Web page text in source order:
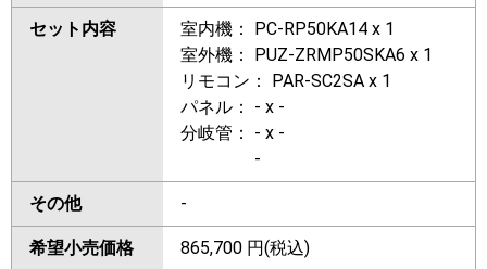
セット内容
室内機： PC-RP50KA14 x 1
室外機： PUZ-ZRMP50SKA6 x 1
リモコン： PAR-SC2SA x 1
パネル： - x -
分岐管： - x -
-
その他 -
希望小売価格 865,700 円(税込)